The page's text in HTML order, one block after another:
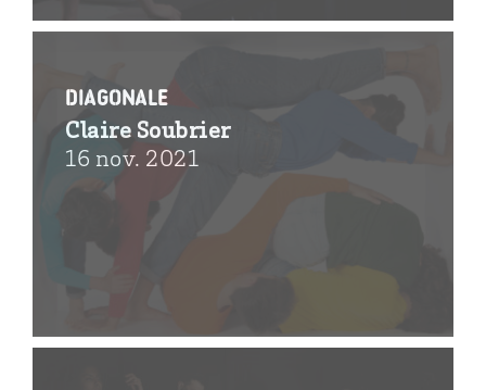
Diagonale
Claire Soubrier
16 nov. 2021